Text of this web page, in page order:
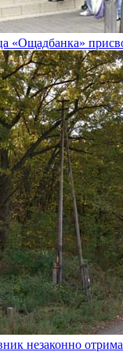
«Ощадбанка»
незаконно